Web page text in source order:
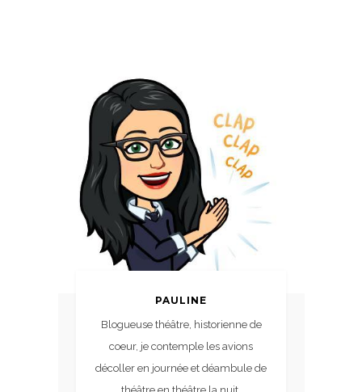
PAULINE
Blogueuse théâtre, historienne de
coeur, je contemple les avions
décoller en journée et déambule de